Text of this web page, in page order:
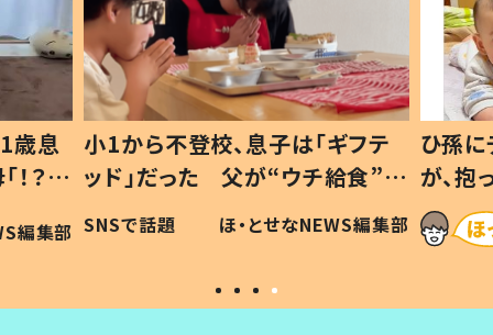
歳息
？」
編集部
小1から不登校、息子は「ギフテ
ッド」だった 父が“ウチ給食”を
作り続ける理由とは #令和の親
#令和の子
SNSで話題 ほ・とせなNEWS編集部
ひ孫
が、
「涙が
い」